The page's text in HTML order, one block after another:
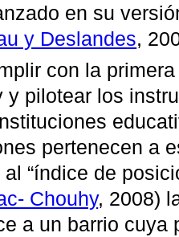
en su
y Deslandes,
con la
y pilotear los
pertenecen a
“índice de
Chouhy, 2008)
a un barrio cuya